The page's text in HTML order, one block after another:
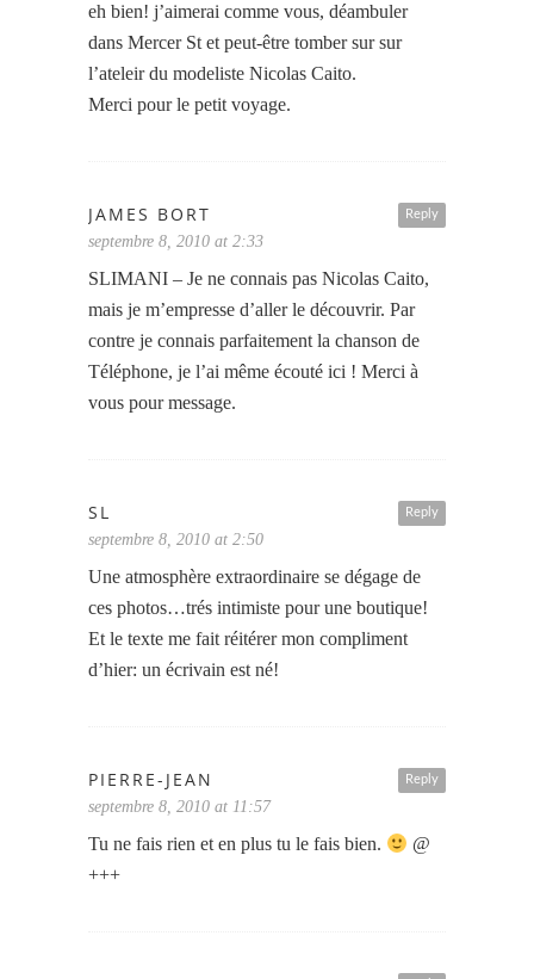
eh bien! j’aimerai comme vous, déambuler
dans Mercer St et peut-être tomber sur sur
l’ateleir du modeliste Nicolas Caito.
Merci pour le petit voyage.
Reply
JAMES BORT
septembre 8, 2010 at 2:33
SLIMANI – Je ne connais pas Nicolas Caito,
mais je m’empresse d’aller le découvrir. Par
contre je connais parfaitement la chanson de
Téléphone, je l’ai même écouté ici ! Merci à
vous pour message.
Reply
SL
septembre 8, 2010 at 2:50
Une atmosphère extraordinaire se dégage de
ces photos…trés intimiste pour une boutique!
Et le texte me fait réitérer mon compliment
d’hier: un écrivain est né!
Reply
PIERRE-JEAN
septembre 8, 2010 at 11:57
Tu ne fais rien et en plus tu le fais bien.
@
+++